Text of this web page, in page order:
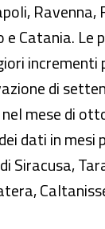
Ravenna,
e Catania. Le
incrementi
di
mese di
dati in mesi
Siracusa,